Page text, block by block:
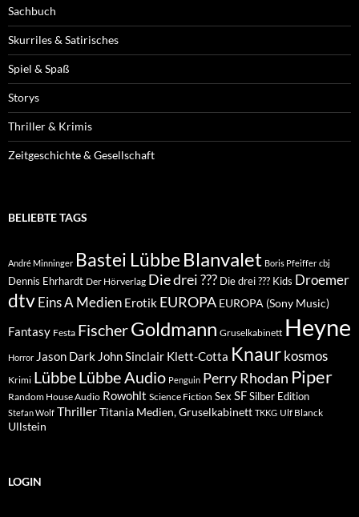
Sachbuch
Skurriles & Satirisches
Spiel & Spaß
Storys
Thriller & Krimis
Zeitgeschichte & Gesellschaft
BELIEBTE TAGS
André Minninger Bastei Lübbe Blanvalet Boris Pfeiffer cbj
Dennis Ehrhardt Der Hörverlag Die drei ??? Die drei ??? Kids Droemer
dtvEins A Medien Erotik EUROPA EUROPA (Sony Music)
Fantasy Festa FischerGoldmann Gruselkabinett Heyne
Horror Jason Dark John Sinclair Klett-Cotta Knaur kosmos
Krimi LübbeLübbe Audio Penguin Perry Rhodan Piper
Random House Audio Rowohlt Science Fiction Sex SFSilber Edition
Stefan Wolf ThrillerTitania Medien, Gruselkabinett TKKG Ulf Blanck
Ullstein
LOGIN